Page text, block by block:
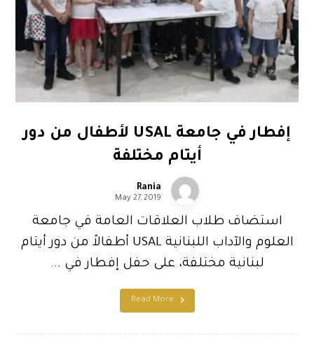
إفطار في جامعة USAL لأطفال من دور
أيتام مختلفة
Rania
May 27, 2019
استضاف طلاب العلاقات العامة في جامعة
العلوم والآداب اللبنانية USAL أطفالاً من دور أيتام
لبنانية مختلفة، على حفل إفطار في ...
Read More